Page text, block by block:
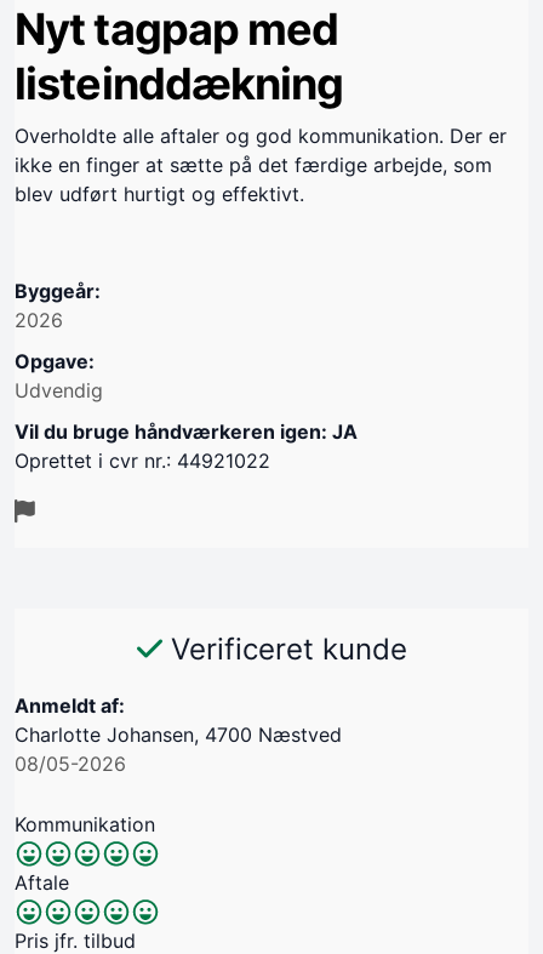
Nyt tagpap med
listeinddækning
Overholdte alle aftaler og god kommunikation. Der er
ikke en finger at sætte på det færdige arbejde, som
blev udført hurtigt og effektivt.
Byggeår:
2026
Opgave:
Udvendig
Vil du bruge håndværkeren igen: JA
Oprettet i cvr nr.: 44921022
Verificeret kunde
Anmeldt af:
Charlotte Johansen, 4700 Næstved
08/05-2026
Kommunikation
Aftale
Pris jfr. tilbud